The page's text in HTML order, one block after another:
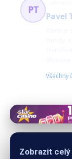
PT
Pavel
Všechny
Zobrazit